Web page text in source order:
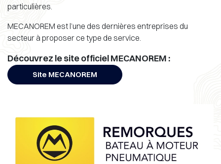
particulières.
MECANOREM est l’une des dernières entreprises du
secteur à proposer ce type de service.
Découvrez le site officiel MECANOREM :
Site MECANOREM